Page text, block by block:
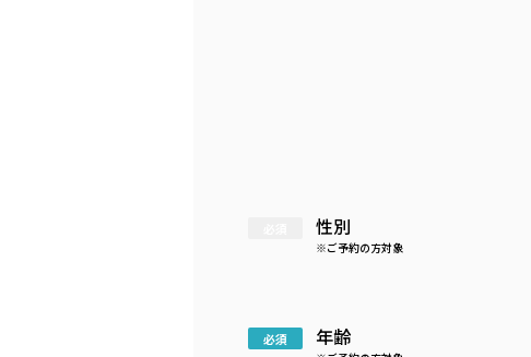
性別
※ご予約の方対象
年齢